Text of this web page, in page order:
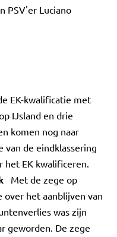
PSV'er Luciano
EK-kwalificatie met
IJsland en drie
komen nog naar
de eindklassering
het EK kwalificeren.
Met de zege op
over het aanblijven van
was zijn
geworden. De zege